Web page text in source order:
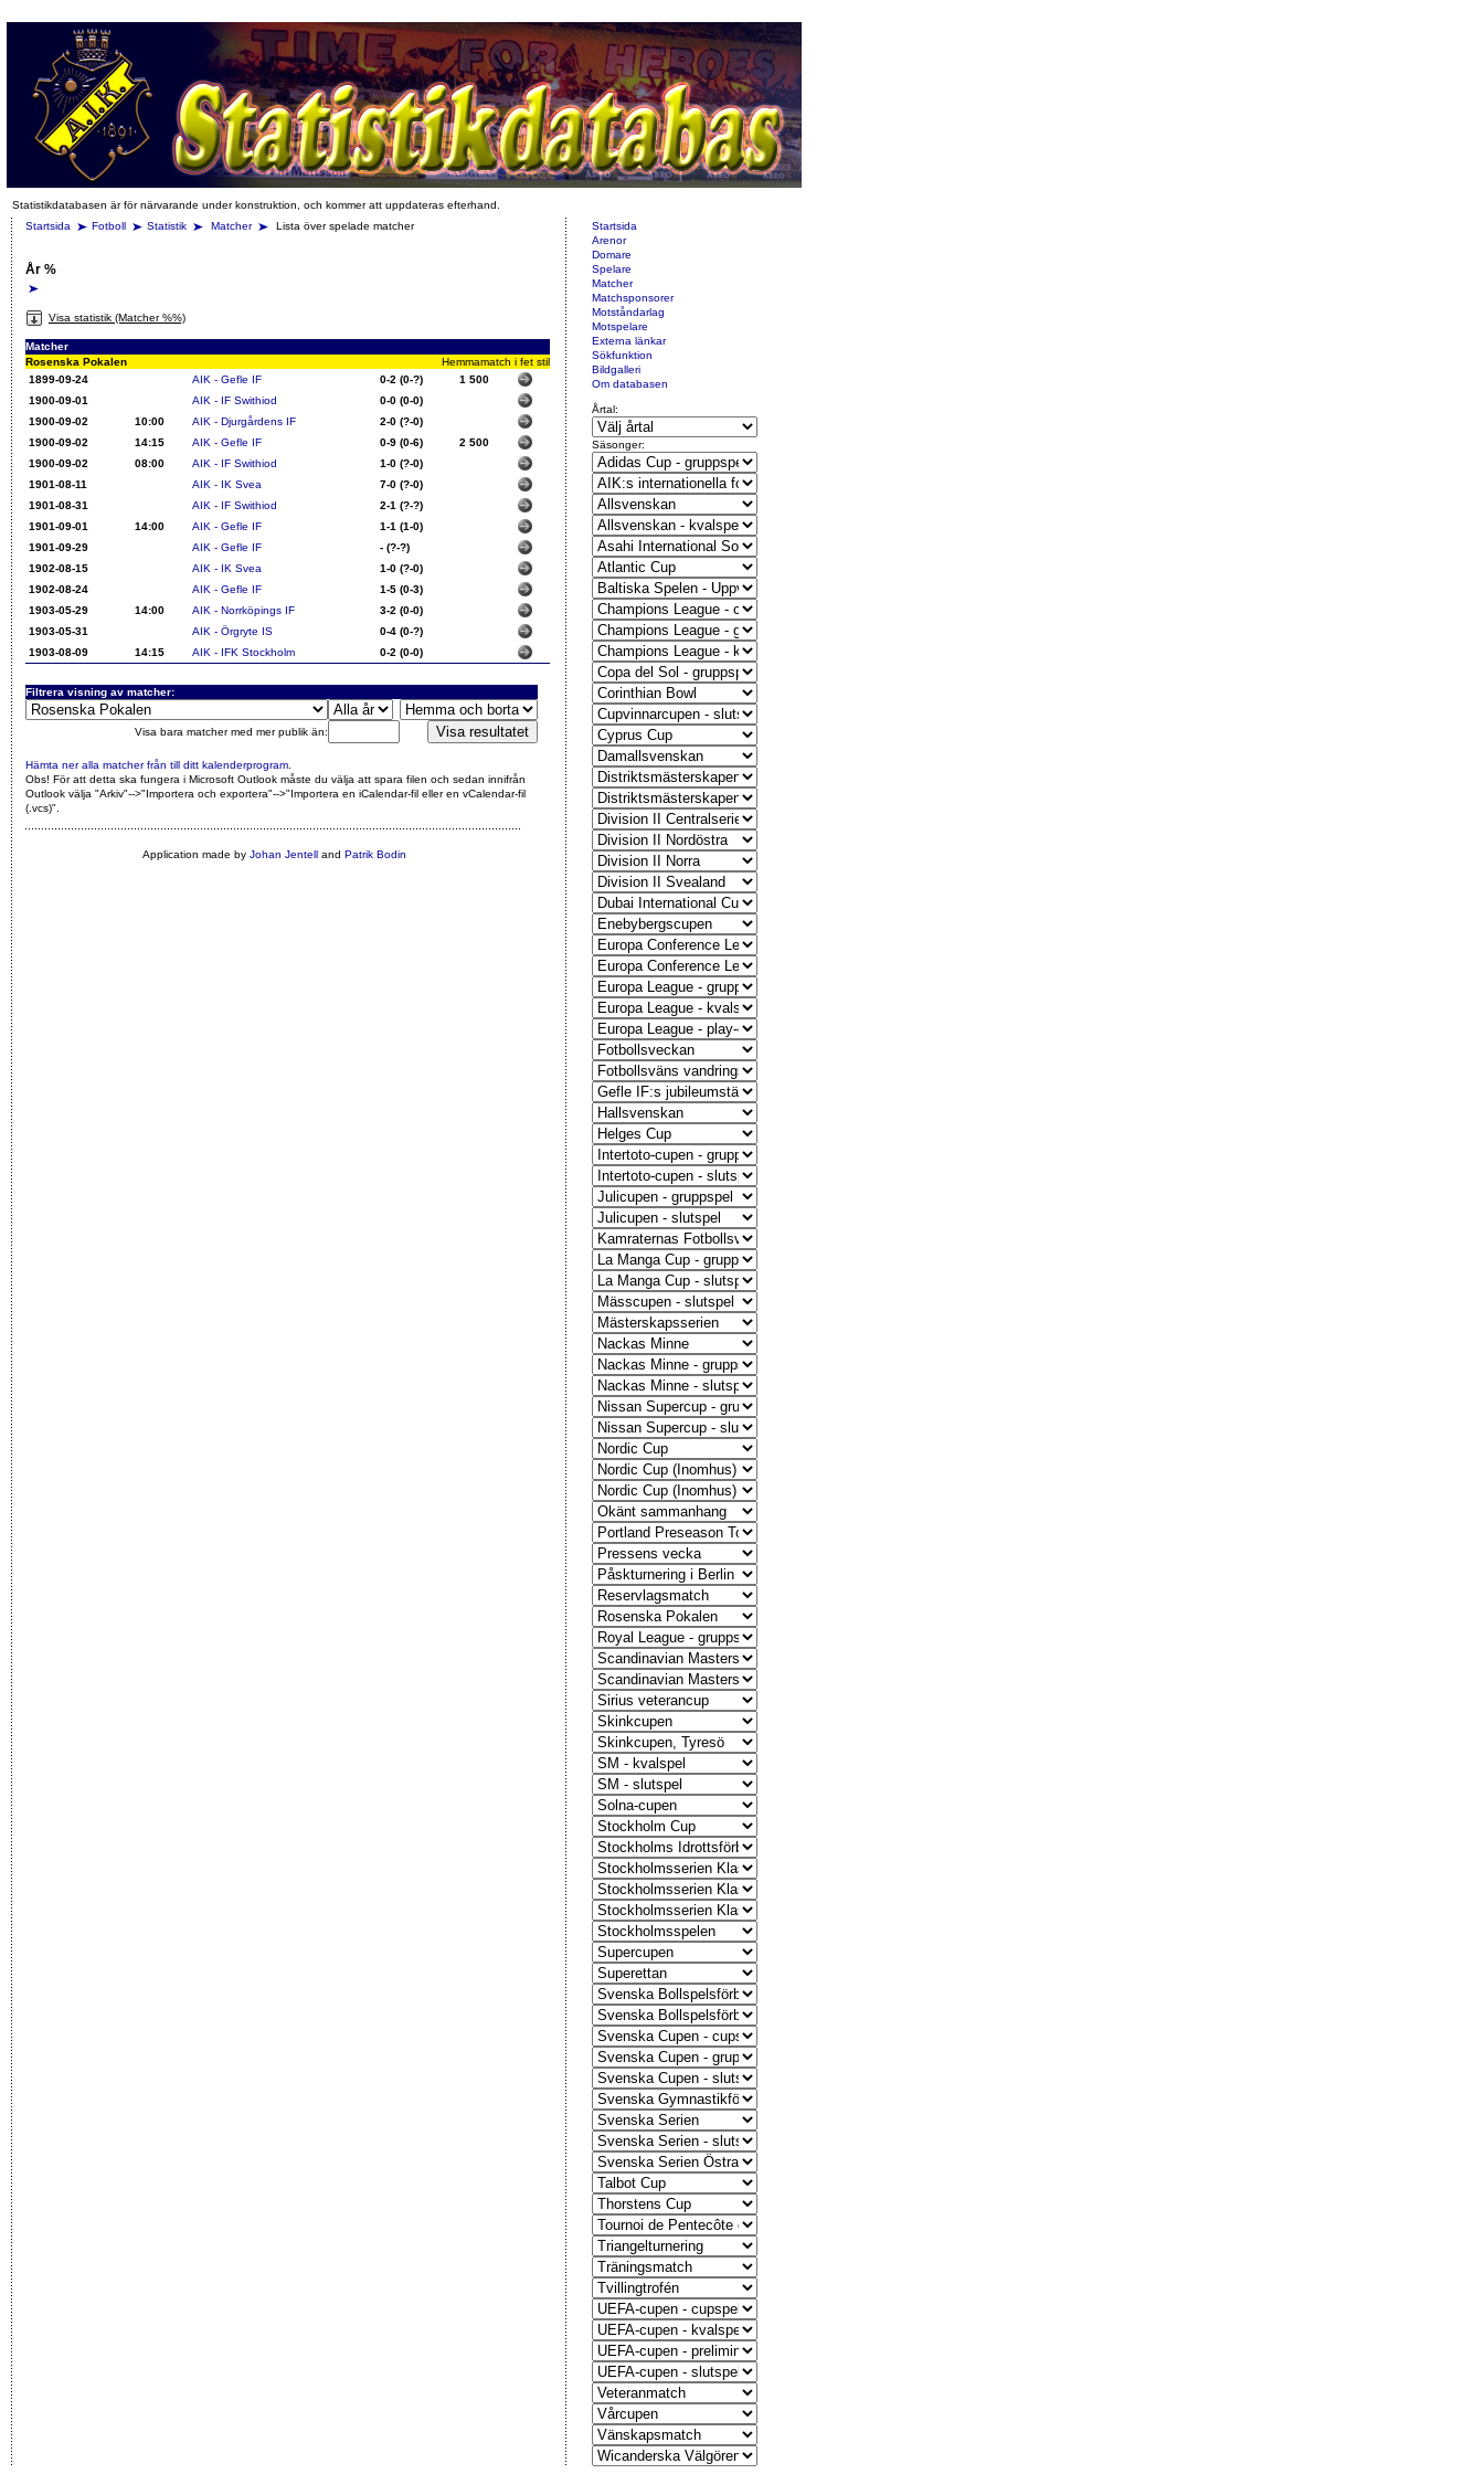
Statistikdatabasen är för närvarande under konstruktion, och kommer att uppdateras efterhand.
Startsida
Fotboll Statistik Matcher Lista över spelade matcher
År %
Visa statistik (Matcher %%)
Matcher
Rosenska Pokalen
Hemmamatch i fet stil
1899-09-24
AIK - Gefle IF 0-2 (0-?)
1 500
1900-09-01
AIK - IF Swithiod
0-0 (0-0)
1900-09-02
10:00 AIK - Djurgårdens IF
2-0 (?-0)
1900-09-02
14:15 AIK - Gefle IF 0-9 (0-6)
2 500
1900-09-02
08:00 AIK - IF Swithiod
1-0 (?-0)
1901-08-11
AIK - IK Svea
7-0 (?-0)
1901-08-31
AIK - IF Swithiod
2-1 (?-?)
1901-09-01
14:00 AIK - Gefle IF
1-1 (1-0)
1901-09-29
AIK - Gefle IF
- (?-?)
1902-08-15
AIK - IK Svea
1-0 (?-0)
1902-08-24
AIK - Gefle IF
1-5 (0-3)
1903-05-29
14:00 AIK - Norrköpings IF
3-2 (0-0)
1903-05-31
AIK - Örgryte IS
0-4 (0-?)
1903-08-09
14:15 AIK - IFK Stockholm 0-2 (0-0)
Filtrera visning av matcher:
Visa bara matcher med mer publik än:
Hämta ner alla matcher från till ditt kalenderprogram
Obs! För att detta ska fungera i Microsoft Outlook måste du välja att spara filen och sedan innifrån
Outlook välja "Arkiv"-->"Importera och exportera"-->"Importera en iCalendar-fil eller en vCalendar-fil
(.vcs)"
Application made by Johan Jentelland Patrik Bodin
Startsida
Arenor
Domare
Spelare
Matcher
Matchsponsorer
Motståndarlag
Motspelare
Externa länkar
Sökfunktion
Bildgalleri
Om databasen
Årtal:
Säsonger: